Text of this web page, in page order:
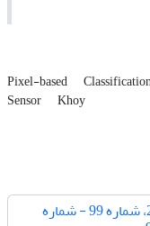
Pixel-based
Sensor Khoy
دوره 25، شماره 99 - شماره